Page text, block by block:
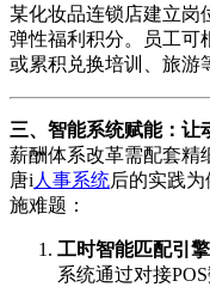
某化妆品连锁店建立岗
弹性福利积分。员工可
或累积兑换培训、旅游
三、智能系统赋能：让
薪酬体系改革需配套精
唐i 人事系统后的实践
施难题：
工时智能匹配引擎
系统通过对接